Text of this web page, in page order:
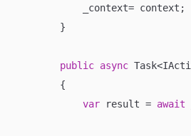
            _context= context;
        }
public async
        {
var result = await